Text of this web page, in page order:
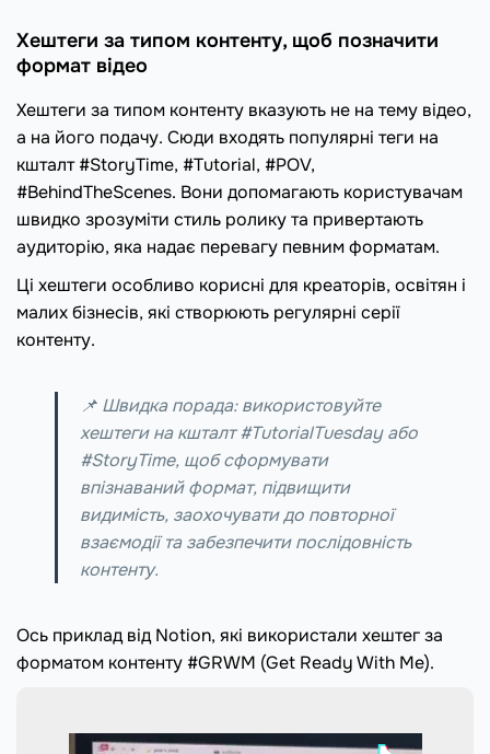
Хештеги за типом контенту, щоб позначити
формат відео
Хештеги за типом контенту вказують не на тему відео,
а на його подачу. Сюди входять популярні теги на
кшталт #StoryTime, #Tutorial, #POV,
#BehindTheScenes. Вони допомагають користувачам
швидко зрозуміти стиль ролику та привертають
аудиторію, яка надає перевагу певним форматам.
Ці хештеги особливо корисні для креаторів, освітян і
малих бізнесів, які створюють регулярні серії
контенту.
📌 Швидка порада: використовуйте
хештеги на кшталт #TutorialTuesday або
#StoryTime, щоб сформувати
впізнаваний формат, підвищити
видимість, заохочувати до повторної
взаємодії та забезпечити послідовність
контенту.
Ось приклад від Notion, які використали хештег за
форматом контенту #GRWM (Get Ready With Me).